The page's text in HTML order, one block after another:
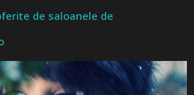
de saloanele de